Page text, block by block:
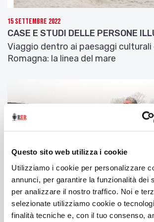
Questo sito web utilizza i cookie
Utilizziamo i cookie per personalizzare
annunci, per garantire la funzionalità dei
per analizzare il nostro traffico. Noi e
selezionate utilizziamo cookie o
finalità tecniche e, con il tuo consenso,
è in divisa di gerarca e scende
17 giugno
«Cercate di essere sincero,
profondo, afferrate la vostra
tanto, purgare la propria anima», mi
onesto signore di cinquant’anni,
«Voi crederete che si tratti di
una crisi, come tanti; no, mio caro,
stesso, ed ho un peso qui, sulla
infastidisce».
Ci sediamo in giardino. Il signor B. C.
lontano, con occhi assenti.
«Sento che lei ha qualcosa da
«Sì, mio caro», sospira il signore
15 Settembre 2022
CASE E STUDI DELLE PERSONE
Viaggio dentro ai paesaggi culturali
Romagna: la linea del mare
10 Marzo 2022